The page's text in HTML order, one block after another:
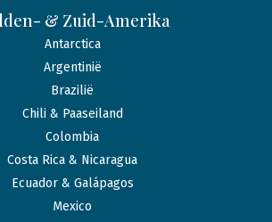
& Zuid-Amerika
Antarctica
Argentinië
Brazilië
Chili & Paaseiland
Colombia
Costa Rica & Nicaragua
Ecuador & Galápagos
Mexico